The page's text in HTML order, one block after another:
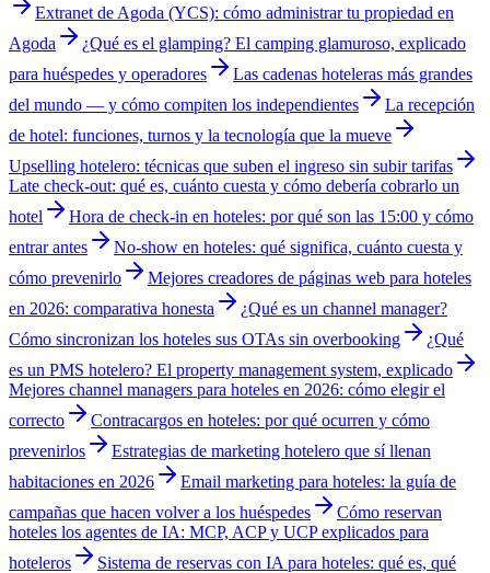
Extranet de Agoda (YCS): cómo administrar tu propiedad en
Agoda
¿Qué es el glamping? El camping glamuroso, explicado
para huéspedes y operadores
Las cadenas hoteleras más grandes
del mundo — y cómo compiten los independientes
La recepción
de hotel: funciones, turnos y la tecnología que la mueve
Upselling hotelero: técnicas que suben el ingreso sin subir tarifas
Late check-out: qué es, cuánto cuesta y cómo debería cobrarlo un
hotel
Hora de check-in en hoteles: por qué son las 15:00 y cómo
entrar antes
No-show en hoteles: qué significa, cuánto cuesta y
cómo prevenirlo
Mejores creadores de páginas web para hoteles
en 2026: comparativa honesta
¿Qué es un channel manager?
Cómo sincronizan los hoteles sus OTAs sin overbooking
¿Qué
es un PMS hotelero? El property management system, explicado
Mejores channel managers para hoteles en 2026: cómo elegir el
correcto
Contracargos en hoteles: por qué ocurren y cómo
prevenirlos
Estrategias de marketing hotelero que sí llenan
habitaciones en 2026
Email marketing para hoteles: la guía de
campañas que hacen volver a los huéspedes
Cómo reservan
hoteles los agentes de IA: MCP, ACP y UCP explicados para
hoteleros
Sistema de reservas con IA para hoteles: qué es, qué